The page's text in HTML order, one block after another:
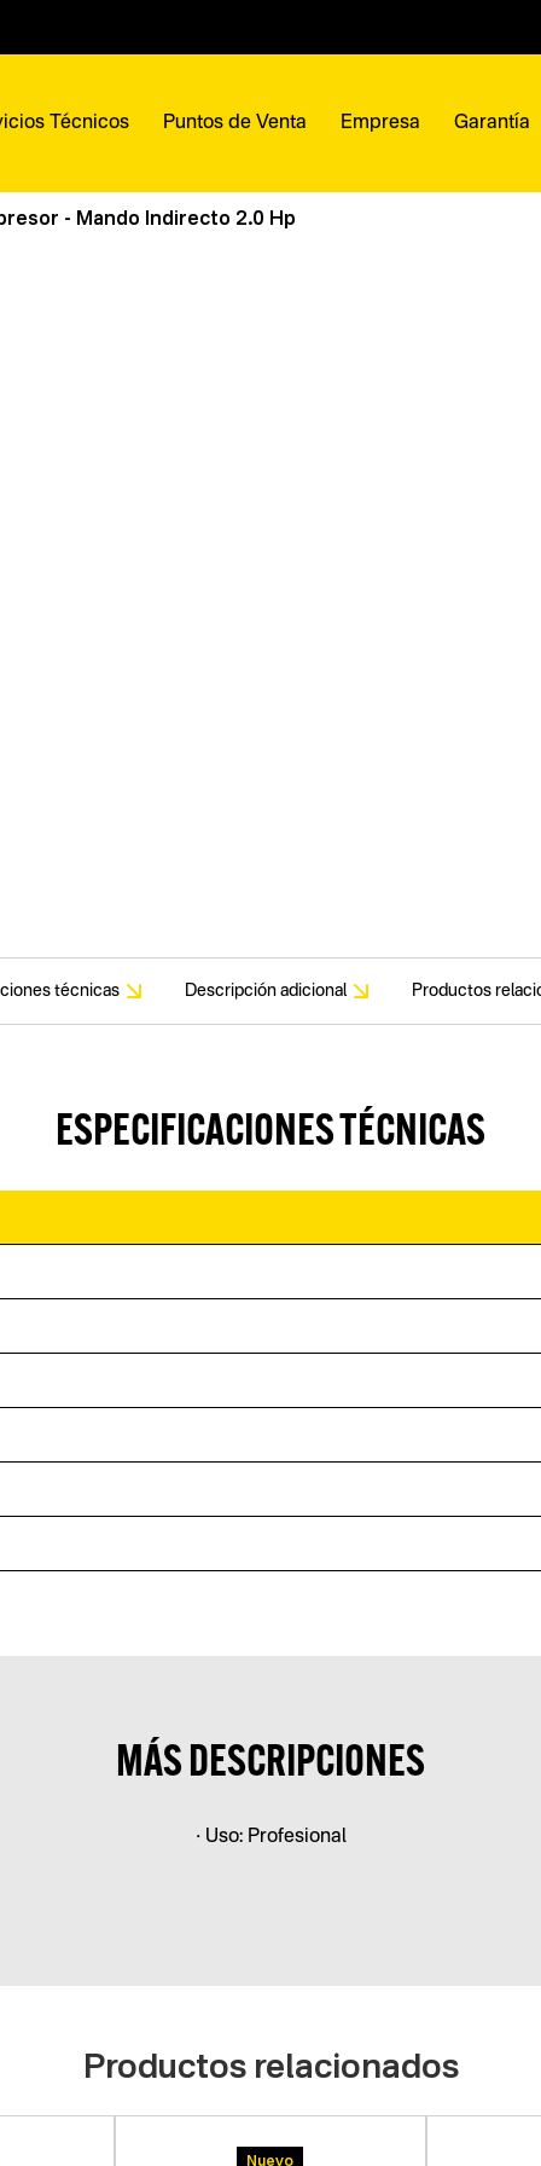
Técnicos Puntos de Venta Empresa Garantía
- Mando Indirecto 2.0 Hp
técnicas Descripción adicional Productos
ESPECIFICACIONES TÉCNICAS
MÁS DESCRIPCIONES
• Uso: Profesional
Productos relacionados
Nuevo